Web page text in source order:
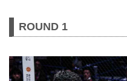
ROUND 1